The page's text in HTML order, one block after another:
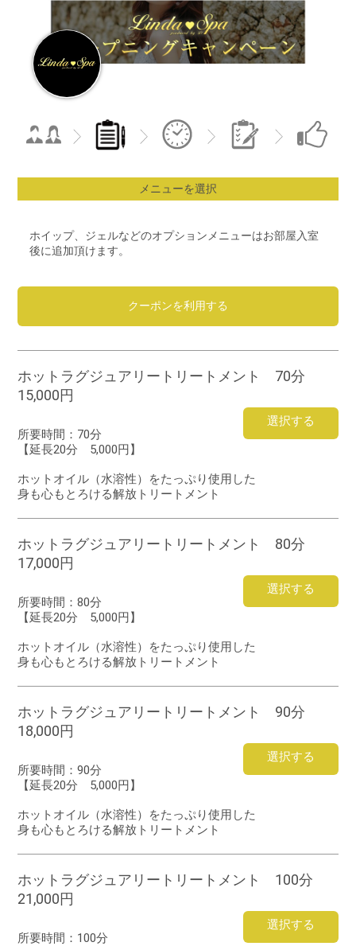
メニューを選択
ホイップ、ジェルなどのオプションメニューはお部屋入室
後に追加頂けます。
クーポンを利用する
ホットラグジュアリートリートメント 70分
15,000円
選択する
所要時間： 70分
【延長20分 5,000円】
ホットオイル（水溶性）をたっぷり使用した
身も心もとろける解放トリートメント
ホットラグジュアリートリートメント 80分
17,000円
選択する
所要時間：80分
【延長20分 5,000円】
ホットオイル（水溶性）をたっぷり使用した
身も心もとろける解放トリートメント
ホットラグジュアリートリートメント 90分
18,000円
選択する
所要時間：90分
【延長20分 5,000円】
ホットオイル（水溶性）をたっぷり使用した
身も心もとろける解放トリートメント
ホットラグジュアリートリートメント 100分
21,000円
選択する
所要時間： 100分